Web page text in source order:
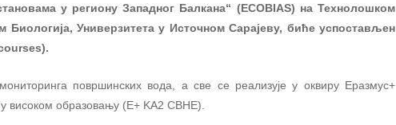
у региону Западног Балкана“ (ECOBIAS) на Технолошком
Биологија, Универзитета у Источном Сарајеву, биће успостављен
површинских вода, а све се реализује у оквиру Еразмус+
високом образовању (E+ KA2 CBHE).